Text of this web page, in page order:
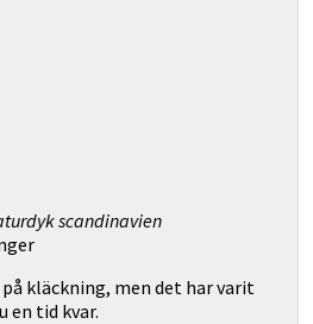
scandinavien
kläckning, men det har varit
en tid kvar.